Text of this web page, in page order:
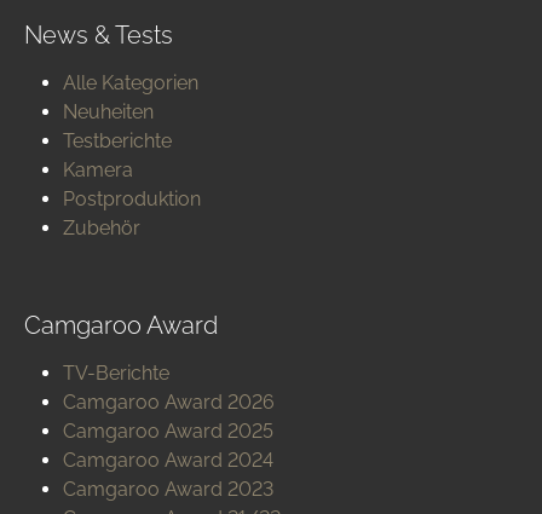
News & Tests
Alle Kategorien
Neuheiten
Testberichte
Kamera
Postproduktion
Zubehör
Camgaroo Award
TV-Berichte
Camgaroo Award 2026
Camgaroo Award 2025
Camgaroo Award 2024
Camgaroo Award 2023